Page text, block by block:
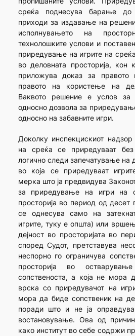
среќа поднесува барање до
приходи за издавање на
исполнувањето на
технолошките услови и
приредување на игрите на
во деловната просторија, кон
приложува доказ за правото
правото на користење на
Ваквото решение е услов за
односно дозвола за
односно на забавните игри.
Доколку инспекцискиот
на среќа се приредуваат
логично следи запечатување на
во која се приредуваат
мерка што ја предвидува
за приредување на игри на
просторија во период од десет
се однесува само на
игрите, туку е општа) или
дејност во просторијата во
според Судот, претставува
неспорно го ограничува
просторија во
сопственоста, а која не мора
врска со приредувачот на
мора да биде сопственик на
поради што и не ја оправдува
востановување. Ова од
како институт во себе содржи